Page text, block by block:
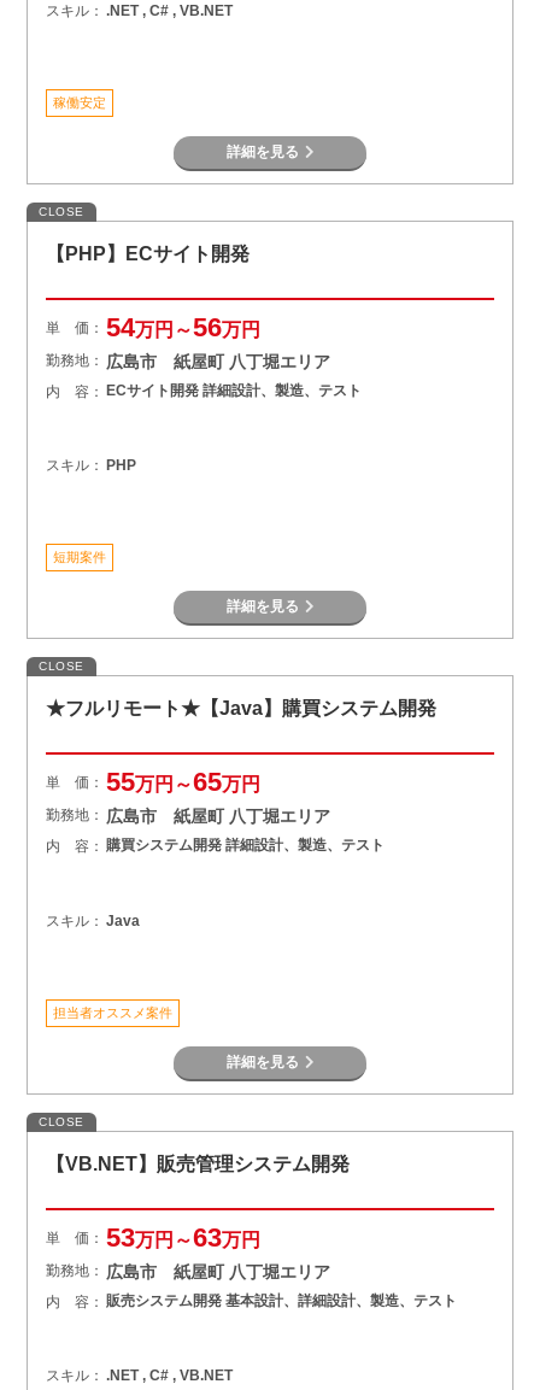
スキル： .NET , C# , VB.NET
稼働安定
詳細を見る
CLOSE
【PHP】ECサイト開発
単 価： 54万円～56万円
勤務地： 広島市 紙屋町 八丁堀エリア
内 容： ECサイト開発 詳細設計、製造、テスト
スキル： PHP
短期案件
詳細を見る
CLOSE
★フルリモート★【Java】購買システム開発
単 価： 55万円～65万円
勤務地： 広島市 紙屋町 八丁堀エリア
内 容： 購買システム開発 詳細設計、製造、テスト
スキル： Java
担当者オススメ案件
詳細を見る
CLOSE
【VB.NET】販売管理システム開発
単 価： 53万円～63万円
勤務地： 広島市 紙屋町 八丁堀エリア
内 容： 販売システム開発 基本設計、詳細設計、製造、テスト
スキル： .NET , C# , VB.NET